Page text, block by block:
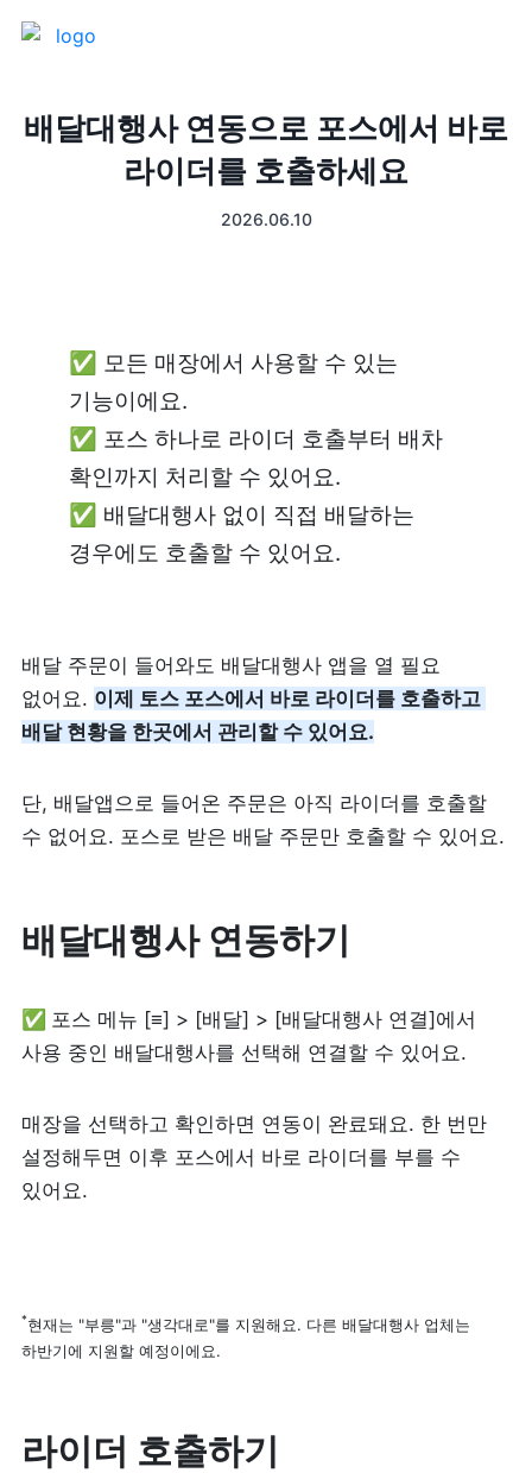
고객관리
매출 장부
키오스크
픽업주문
테이블주문
리뷰 모으기
음식점
식당
도소매
꽃집
뷰티 SDK·API 연동
추천 조합
혜택
광고 제휴
배달대행사 연동으로 포스에서 바로
라이더를 호출하세요
2026.06.10
✅ 모든 매장에서 사용할 수 있는
기능이에요.
✅ 포스 하나로 라이더 호출부터 배차
확인까지 처리할 수 있어요.
✅ 배달대행사 없이 직접 배달하는
경우에도 호출할 수 있어요.
배달 주문이 들어와도 배달대행사 앱을 열 필요
없어요. 이제 토스 포스에서 바로 라이더를 호출하고
배달 현황을 한곳에서 관리할 수 있어요.
단, 배달앱으로 들어온 주문은 아직 라이더를 호출할
수 없어요. 포스로 받은 배달 주문만 호출할 수 있어요.
배달대행사 연동하기
✅ 포스 메뉴 [≡] > [배달] > [배달대행사 연결]에서
사용 중인 배달대행사를 선택해 연결할 수 있어요.
매장을 선택하고 확인하면 연동이 완료돼요. 한 번만
설정해두면 이후 포스에서 바로 라이더를 부를 수
있어요.
*현재는 "부릉"과 "생각대로"를 지원해요. 다른 배달대행사 업체는
하반기에 지원할 예정이에요.
라이더 호출하기